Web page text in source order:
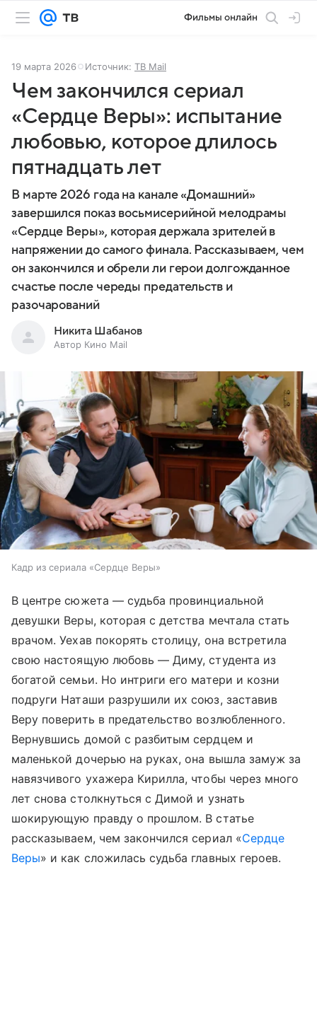
Фильмы онлайн
19 марта 2026 Источник: ТВ Mail
Чем закончился сериал
«Сердце Веры»: испытание
любовью, которое длилось
пятнадцать лет
В марте 2026 года на канале «Домашний»
завершился показ восьмисерийной мелодрамы
«Сердце Веры», которая держала зрителей в
напряжении до самого финала. Рассказываем, чем
он закончился и обрели ли герои долгожданное
счастье после череды предательств и
разочарований
Никита Шабанов
Автор Кино Mail
Кадр из сериала «Сердце Веры»
В центре сюжета — судьба провинциальной
девушки Веры, которая с детства мечтала стать
врачом. Уехав покорять столицу, она встретила
свою настоящую любовь — Диму, студента из
богатой семьи. Но интриги его матери и козни
подруги Наташи разрушили их союз, заставив
Веру поверить в предательство возлюбленного.
Вернувшись домой с разбитым сердцем и
маленькой дочерью на руках, она вышла замуж за
навязчивого ухажера Кирилла, чтобы через много
лет снова столкнуться с Димой и узнать
шокирующую правду о прошлом. В статье
рассказываем, чем закончился сериал «Сердце
Веры» и как сложилась судьба главных героев.